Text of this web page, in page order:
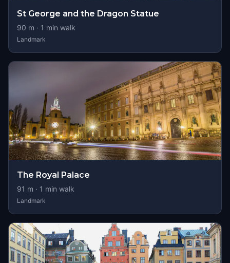
St George and the Dragon Statue
90 m · 1 min walk
Landmark
The Royal Palace
91 m · 1 min walk
Landmark